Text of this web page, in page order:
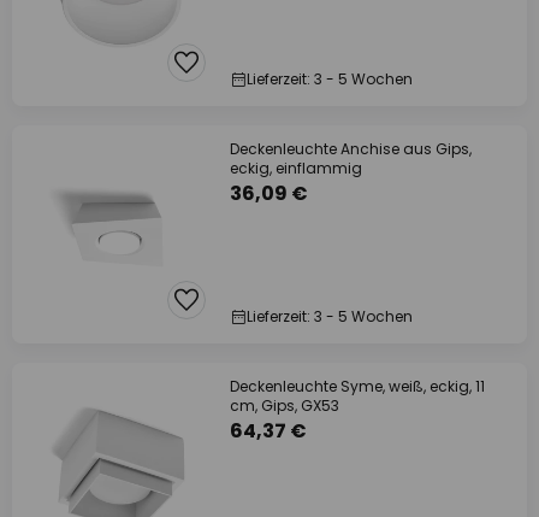
Lieferzeit: 3 - 5 Wochen
Deckenleuchte Anchise aus Gips,
eckig, einflammig
36,09 €
Lieferzeit: 3 - 5 Wochen
Deckenleuchte Syme, weiß, eckig, 11
cm, Gips, GX53
64,37 €